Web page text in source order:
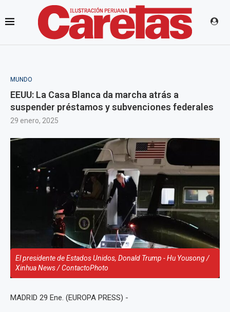
MUNDO
EEUU: La Casa Blanca da marcha atrás a
suspender préstamos y subvenciones federales
29 enero, 2025
El presidente de Estados Unidos, Donald Trump - Hu Yousong /
Xinhua News / ContactoPhoto
MADRID 29 Ene. (EUROPA PRESS) -